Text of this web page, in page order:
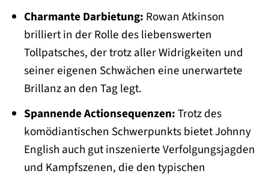
Charmante Darbietung: Rowan Atkinson
brilliert in der Rolle des liebenswerten
Tollpatsches, der trotz aller Widrigkeiten und
seiner eigenen Schwächen eine unerwartete
Brillanz an den Tag legt.
Spannende Actionsequenzen:Trotz des
komödiantischen Schwerpunkts bietet Johnny
English auch gut inszenierte Verfolgungsjagden
und Kampfszenen, die den typischen